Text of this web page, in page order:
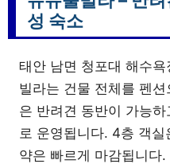
성 숙소
태안 남면 청포대 해수
빌라는 건물 전체를 펜
은 반려견 동반이 가능
로 운영됩니다. 4층 객실
약은 빠르게 마감됩니다